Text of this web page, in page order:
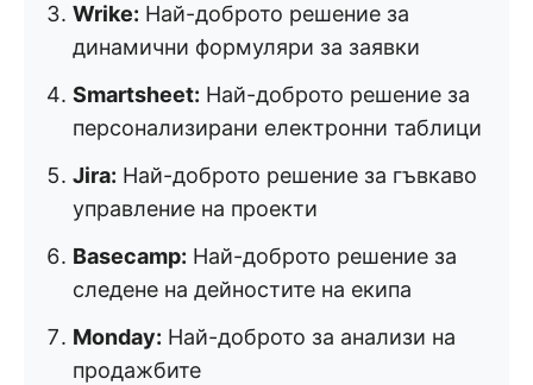
Wrike: Най-доброто решение за
динамични формуляри за заявки
Smartsheet: Най-доброто решение за
персонализирани електронни таблици
Jira: Най-доброто решение за гъвкаво
управление на проекти
Basecamp: Най-доброто решение за
следене на дейностите на екипа
Monday: Най-доброто за анализи на
продажбите